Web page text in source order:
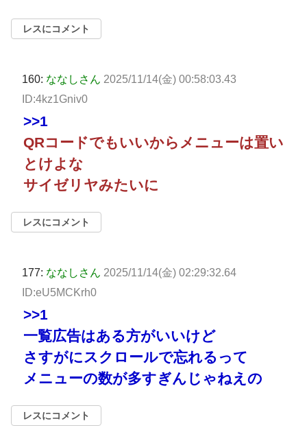
レスにコメント
160: ななしさん 2025/11/14(金) 00:58:03.43
ID:4kz1Gniv0
>>1
QRコードでもいいからメニューは置い
とけよな
サイゼリヤみたいに
レスにコメント
177: ななしさん 2025/11/14(金) 02:29:32.64
ID:eU5MCKrh0
>>1
一覧広告はある方がいいけど
さすがにスクロールで忘れるって
メニューの数が多すぎんじゃねえの
レスにコメント